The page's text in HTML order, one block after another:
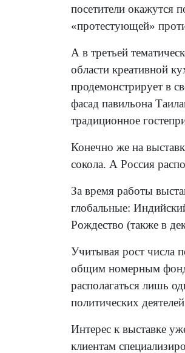
посетители окажутся
«протестующей»
А в третьей
области креативной
продемонстрирует в
фасад павильона
традиционное
Конечно же на
сокола. А Россия
За время работы
глобальные:
Рождество (также в
Учитывая рост числа
общим номерным
располагаться лишь
политических
Интерес к выставке
клиентам